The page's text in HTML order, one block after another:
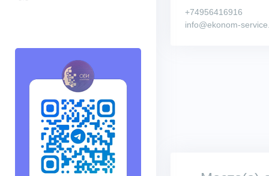
+74956416916
info@ekonom-